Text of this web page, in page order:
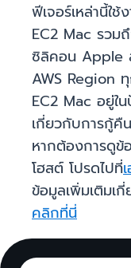
ฟีเจอร์เหล่านี้ใ
EC2 Mac รว
ซิลิคอน Apple
AWS Region
EC2 Mac อยู่ใ
เกี่ยวกับการกู้คื
หากต้องการดูข้
โฮสต์ โปรดไปที่
ข้อมูลเพิ่มเติมเ
คลิกที่นี่